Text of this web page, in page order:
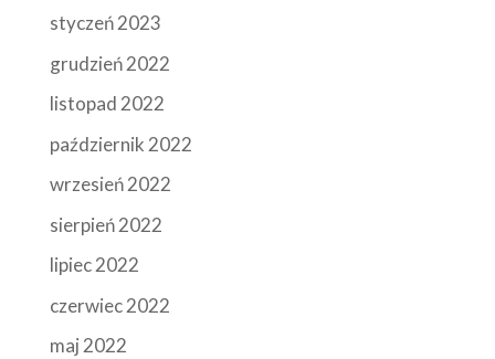
styczeń 2023
grudzień 2022
listopad 2022
październik 2022
wrzesień 2022
sierpień 2022
lipiec 2022
czerwiec 2022
maj 2022